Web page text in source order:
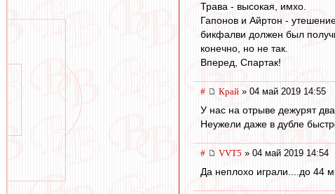
Трава - высокая, имхо.
Гапонов и Айртон -
бикфалви должен был
конечно, но не так.
Вперед, Спартак!
# Край » 04 май 2019 14:55
У нас на отрыве дежурят
Неужели даже в дубле
# VVT5 » 04 май 2019 14:54
Да неплохо играли....до 44